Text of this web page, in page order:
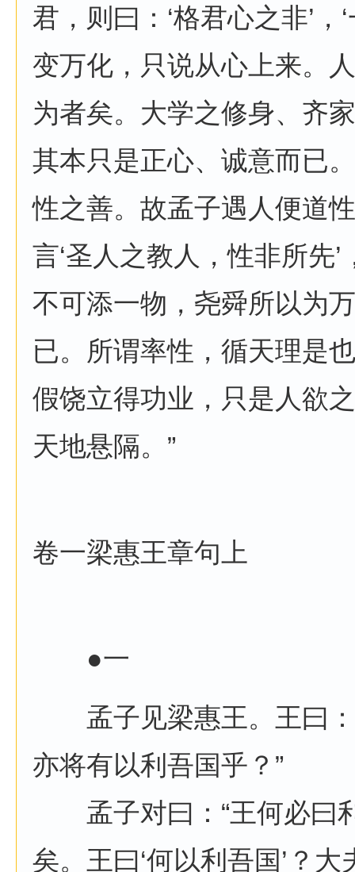
君，则曰：‘格君心之非’，
变万化，只说从心上来。
为者矣。大学之修身、齐
其本只是正心、诚意而已
性之善。故孟子遇人便道
言‘圣人之教人，性非所先
不可添一物，尧舜所以为
已。所谓率性，循天理是
假饶立得功业，只是人欲
天地悬隔。”
卷一梁惠王章句上
●一
孟子见梁惠王。王曰：
亦将有以利吾国乎？”
孟子对曰：“王何必曰
矣。王曰‘何以利吾国’？大